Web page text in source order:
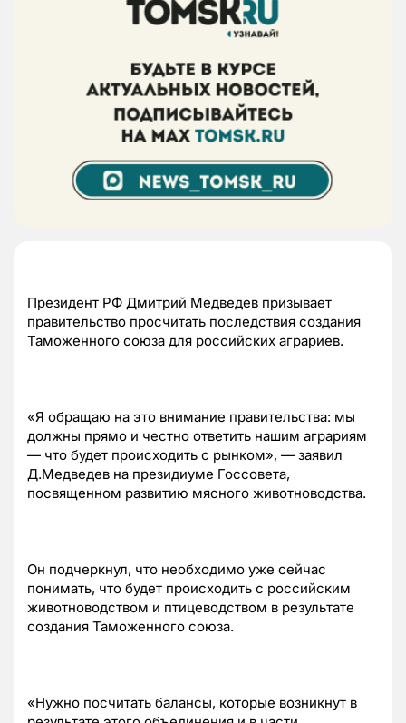
Президент РФ Дмитрий Медведев призывает
правительство просчитать последствия создания
Таможенного союза для российских аграриев.
«Я обращаю на это внимание правительства: мы
должны прямо и честно ответить нашим аграриям
— что будет происходить с рынком», — заявил
Д.Медведев на президиуме Госсовета,
посвященном развитию мясного животноводства.
Он подчеркнул, что необходимо уже сейчас
понимать, что будет происходить с российским
животноводством и птицеводством в результате
создания Таможенного союза.
«Нужно посчитать балансы, которые возникнут в